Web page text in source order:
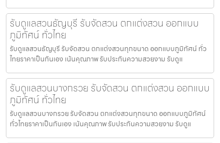
รับดูแลสวนธัญบุรี รับจัดสวน ตกแต่งสวน ออกแบบ
ภูมิทัศน์ ทั่วไทย
รับดูแลสวนธัญบุรี รับจัดสวน ตกแต่งสวนทุกขนาด ออกแบบภูมิทัศน์ ทั่ว
ไทยราคาเป็นกันเอง เน้นคุณภาพ รับประกันความสวยงาม รับดูแ
รับดูแลสวนบางกรวย รับจัดสวน ตกแต่งสวน ออกแบบ
ภูมิทัศน์ ทั่วไทย
รับดูแลสวนบางกรวย รับจัดสวน ตกแต่งสวนทุกขนาด ออกแบบภูมิทัศน์
ทั่วไทยราคาเป็นกันเอง เน้นคุณภาพ รับประกันความสวยงาม รับดูแ